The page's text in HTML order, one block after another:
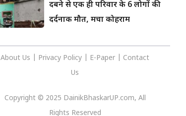
दबने से एक ही परिवार के 6 लोगों की
दर्दनाक मौत, मचा कोहराम
About Us Privacy Policy E-Paper
Contact
Us
Copyright © 2025 DainikBhaskarUP.com, All
Rights Reserved